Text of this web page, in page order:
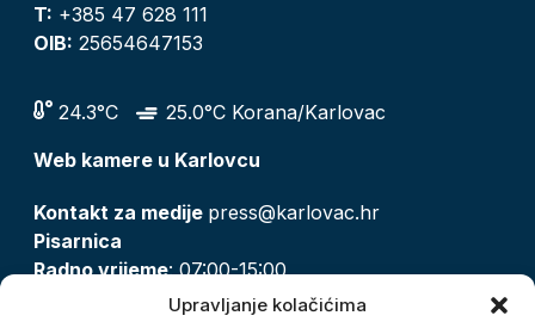
Upravljanje kolačićima
T: +385 47 628 111
OIB: 25654647153
24.3°C
25.0°C Korana/Karlovac
Web kamere u Karlovcu
Kontakt za medije press@karlovac.hr
Pisarnica
Radno vrijeme: 07:00-15:00
pisarnica@karlovac.hr